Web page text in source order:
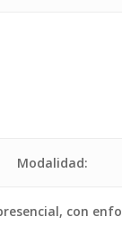
Modalidad:
con